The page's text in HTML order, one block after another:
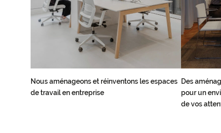
Nous aménageons et réinventons les espaces
de travail en entreprise
Des
pour un
de vos